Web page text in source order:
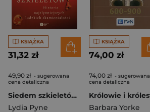
KSIĄŻKA
31,32 zł
49,90 zł - sugerowana
cena detaliczna
Siedem szkieletów. Historia najsłynniejszych ludzkich skamieniałości
Lydia Pyne
KSIĄŻKA
74,00 zł
74,00 zł - sugerowana
cena detaliczna
Barbara Yorke